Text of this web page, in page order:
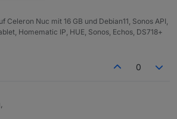
Celeron Nuc mit 16 GB und Debian11, Sonos API,
Homematic IP, HUE, Sonos, Echos, DS718+
0